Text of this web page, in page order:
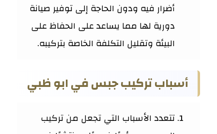
أضرار فيه ودون الحاجة إلى توفير صيانة
دورية لها مما يساعد على الحفاظ على
البيئة وتقليل التكلفة الخاصة بتركيبه.
أسباب تركيب جبس في ابو ظبي
تتعدد الأسباب التي تجعل من تركيب